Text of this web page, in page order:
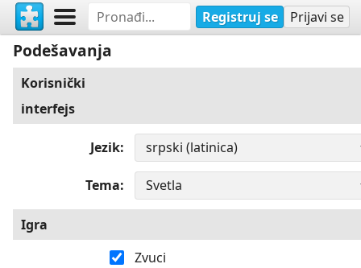
Registruj se Prijavi se
Podešavanja
Korisnički
interfejs
Jezik
Tema
Igra
Zvuci